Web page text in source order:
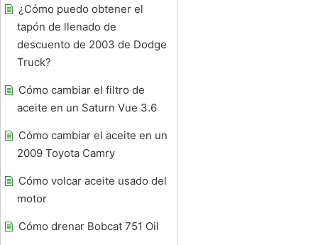
¿Cómo puedo obtener el
tapón de llenado de
descuento de 2003 de Dodge
Truck?
Cómo cambiar el filtro de
aceite en un Saturn Vue 3.6
Cómo cambiar el aceite en un
2009 Toyota Camry
Cómo volcar aceite usado del
motor
Cómo drenar Bobcat 751 Oil